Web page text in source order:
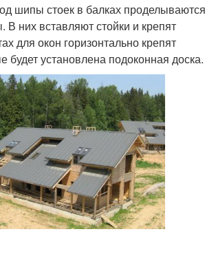
шипы стоек в балках проделываются
В них вставляют стойки и крепят
для окон горизонтально крепят
будет установлена подоконная доска.